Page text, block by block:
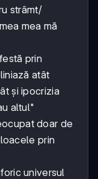
strâmt/
mea mă
prin
atât
și ipocrizia
altul"
doar de
prin
universul